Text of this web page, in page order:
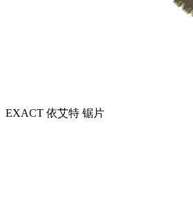
EXACT 依艾特 锯片